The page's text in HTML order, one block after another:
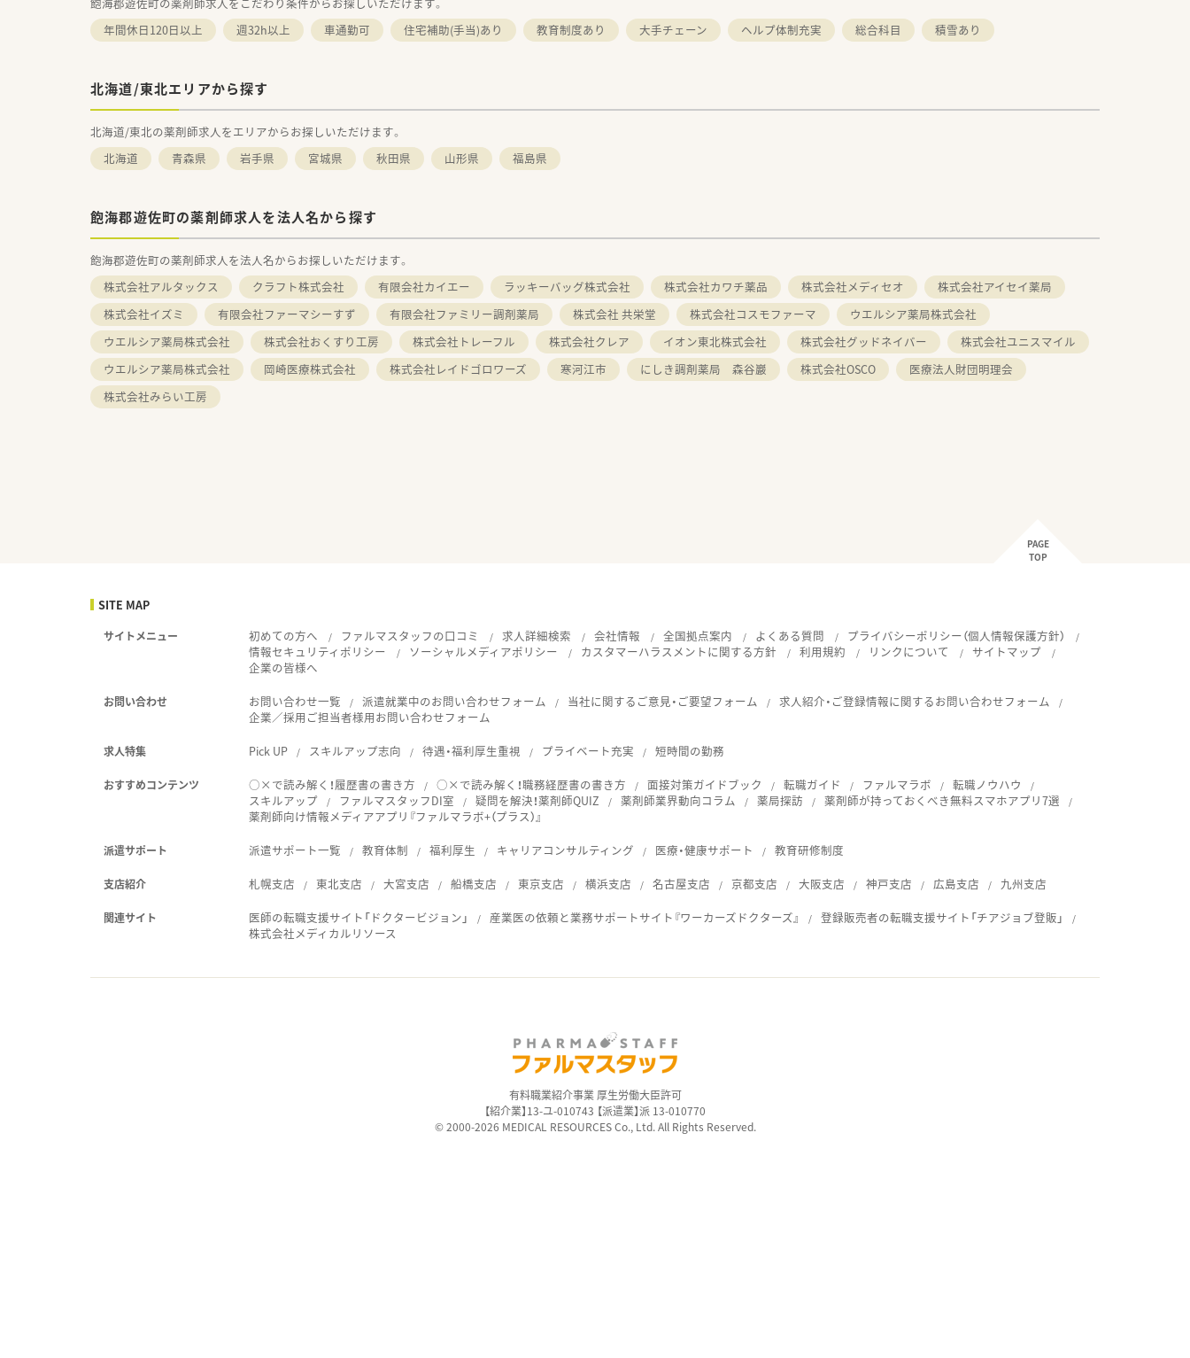
年間休日120日以上
週32h以上 車通勤可 住宅補助(手当)あり 教育制度あり 大手チェーン ヘルプ体制充実 総合科目 積雪あり
北海道/東北エリアから探す
北海道/東北の薬剤師求人をエリアからお探しいただけます。
北海道
青森県 岩手県 宮城県 秋田県 山形県 福島県
飽海郡遊佐町の薬剤師求人を法人名から探す
飽海郡遊佐町の薬剤師求人を法人名からお探しいただけます。
株式会社アルタックス
クラフト株式会社 有限会社カイエー ラッキーバッグ株式会社 株式会社カワチ薬品 株式会社メディセオ
株式会社アイセイ薬局
株式会社イズミ
有限会社ファーマシーすず 有限会社ファミリー調剤薬局 株式会社 共栄堂 株式会社コスモファーマ
ウエルシア薬局株式会社
ウエルシア薬局株式会社
株式会社おくすり工房 株式会社トレーフル 株式会社クレア イオン東北株式会社 株式会社グッドネイバー
株式会社ユニスマイル
ウエルシア薬局株式会社
岡崎医療株式会社 株式会社レイドゴロワーズ 寒河江市 にしき調剤薬局 森谷巖 株式会社OSCO
医療法人財団明理会
株式会社みらい工房
PAGE
TOP
SITE MAP
サイトメニュー 初めての方へ ファルマスタッフの口コミ 求人詳細検索 会社情報 全国拠点案内 よくある質問
プライバシーポリシー（個人情報保護方針）
情報セキュリティポリシー
ソーシャルメディアポリシー カスタマーハラスメントに関する方針 利用規約 リンクについて
サイトマップ
企業の皆様へ
お問い合わせ お問い合わせ一覧 派遣就業中のお問い合わせフォーム 当社に関するご意見・ご要望フォーム
求人紹介・ご登録情報に関するお問い合わせフォーム
企業／採用ご担当者様用お問い合わせフォーム
求人特集 Pick UP スキルアップ志向 待遇・福利厚生重視 プライベート充実 短時間の勤務
おすすめコンテンツ ○×で読み解く！履歴書の書き方 ○×で読み解く！職務経歴書の書き方 面接対策ガイドブック 転職ガイド ファルマラボ
転職ノウハウ
スキルアップ
ファルマスタッフDI室 疑問を解決！薬剤師QUIZ 薬剤師業界動向コラム 薬局探訪
薬剤師が持っておくべき無料スマホアプリ7選
薬剤師向け情報メディアアプリ『ファルマラボ+（プラス）』
派遣サポート 派遣サポート一覧 教育体制 福利厚生 キャリアコンサルティング 医療・健康サポート 教育研修制度
支店紹介 札幌支店 東北支店 大宮支店 船橋支店 東京支店 横浜支店 名古屋支店 京都支店 大阪支店 神戸支店 広島支店 九州支店
関連サイト 医師の転職支援サイト「ドクタービジョン」 産業医の依頼と業務サポートサイト『ワーカーズドクターズ』
登録販売者の転職支援サイト「チアジョブ登販」
株式会社メディカルリソース
有料職業紹介事業 厚生労働大臣許可
【紹介業】13-ユ-010743 【派遣業】派 13-010770
© 2000-2026 MEDICAL RESOURCES Co., Ltd. All Rights Reserved.